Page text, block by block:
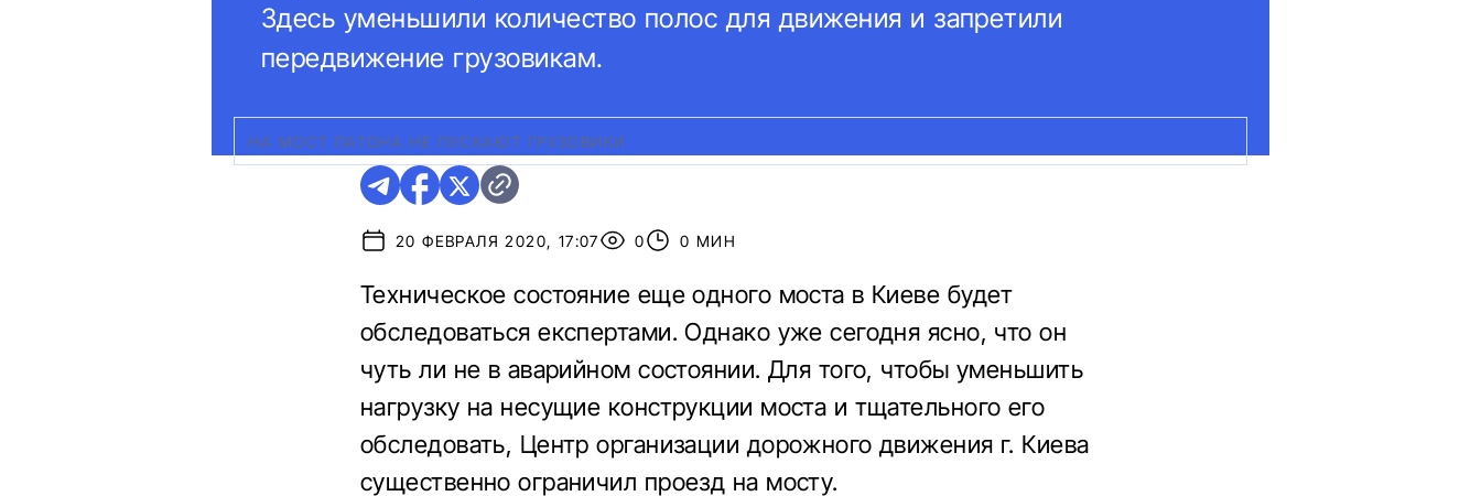
Здесь уменьшили количество полос для движения и запретили
передвижение грузовикам.
НА МОСТ ПАТОНА НЕ ПУСКАЮТ ГРУЗОВИКИ
20 ФЕВРАЛЯ 2020, 17:07 0 0 МИН
Техническое состояние еще одного моста в Киеве будет
обследоваться експертами. Однако уже сегодня ясно, что он
чуть ли не в аварийном состоянии. Для того, чтобы уменьшить
нагрузку на несущие конструкции моста и тщательного его
обследовать, Центр организации дорожного движения г. Киева
существенно ограничил проезд на мосту.